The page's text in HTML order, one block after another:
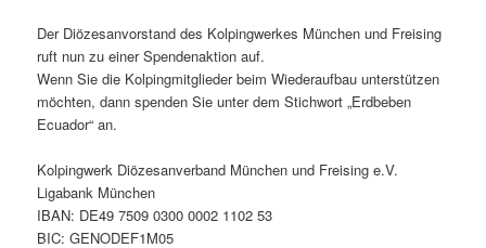
Der Diözesanvorstand des Kolpingwerkes München und Freising
ruft nun zu einer Spendenaktion auf.
Wenn Sie die Kolpingmitglieder beim Wiederaufbau unterstützen
möchten, dann spenden Sie unter dem Stichwort „Erdbeben
Ecuador“ an.
Kolpingwerk Diözesanverband München und Freising e.V.
Ligabank München
IBAN: DE49 7509 0300 0002 1102 53
BIC: GENODEF1M05